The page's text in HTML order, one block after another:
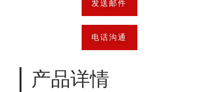
发送邮件
电话沟通
产品详情